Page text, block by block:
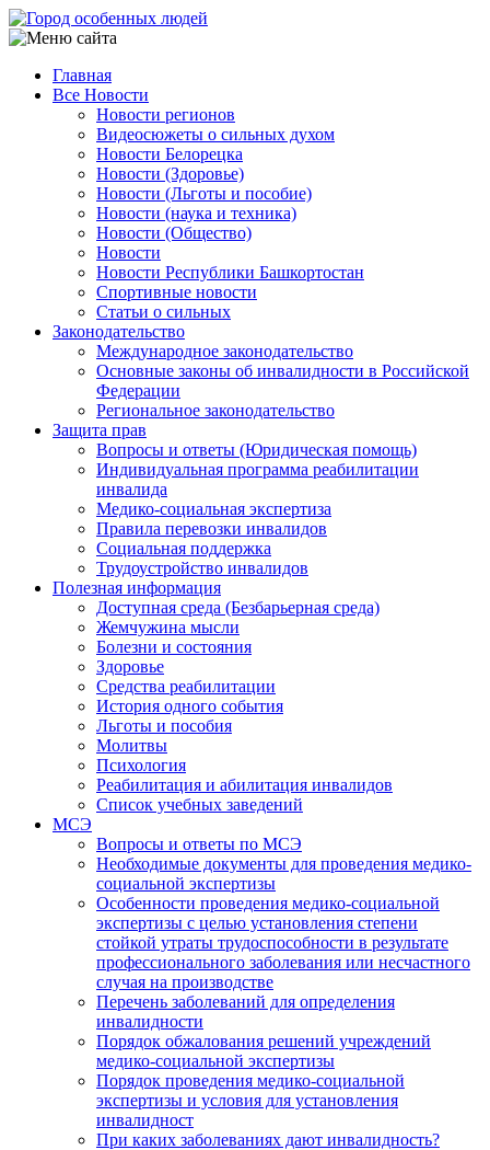
Перейти
к
содержанию
Main
navigation
Главная
Все Новости
Новости регионов
Видеосюжеты о сильных духом
Новости Белорецка
Новости (Здоровье)
Новости (Льготы и пособие)
Новости (наука и техника)
Новости (Общество)
Новости
Новости Республики Башкортостан
Спортивные новости
Статьи о сильных
Законодательство
Международное законодательство
Основные законы об инвалидности в Российской
Федерации
Региональное законодательство
Защита прав
Вопросы и ответы (Юридическая помощь)
Индивидуальная программа реабилитации
инвалида
Медико-социальная экспертиза
Правила перевозки инвалидов
Социальная поддержка
Трудоустройство инвалидов
Полезная информация
Доступная среда (Безбарьерная среда)
Жемчужина мысли
Болезни и состояния
Здоровье
Средства реабилитации
История одного события
Льготы и пособия
Молитвы
Психология
Реабилитация и абилитация инвалидов
Список учебных заведений
МСЭ
Вопросы и ответы по МСЭ
Необходимые документы для проведения медико-
социальной экспертизы
Особенности проведения медико-социальной
экспертизы с целью установления степени
стойкой утраты трудоспособности в результате
профессионального заболевания или несчастного
случая на производстве
Перечень заболеваний для определения
инвалидности
Порядок обжалования решений учреждений
медико-социальной экспертизы
Порядок проведения медико-социальной
экспертизы и условия для установления
инвалидност
При каких заболеваниях дают инвалидность?